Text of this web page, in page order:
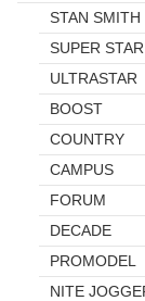
STAN SMITH
SUPER STAR
ULTRASTAR
BOOST
COUNTRY
CAMPUS
FORUM
DECADE
PROMODEL
NITE